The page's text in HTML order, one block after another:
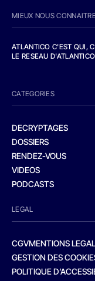
MIEUX NOUS CONNAITRE
ATLANTICO C'EST QUI,
LE RESEAU D'ATLANTICO
CATEGORIES
DECRYPTAGES
DOSSIERS
RENDEZ-VOUS
VIDEOS
PODCASTS
LEGAL
CGVMENTIONS
GESTION DES
POLITIQUE